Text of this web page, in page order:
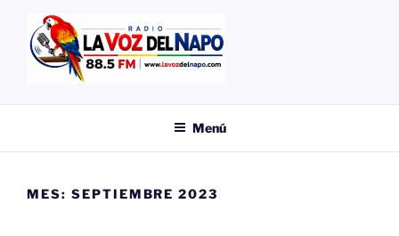
contenido
EMISORA
Menú
MES: SEPTIEMBRE 2023